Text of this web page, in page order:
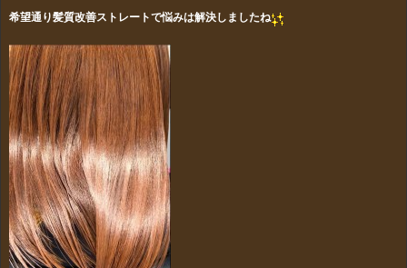
希望通り髪質改善ストレートで悩みは解決しましたね